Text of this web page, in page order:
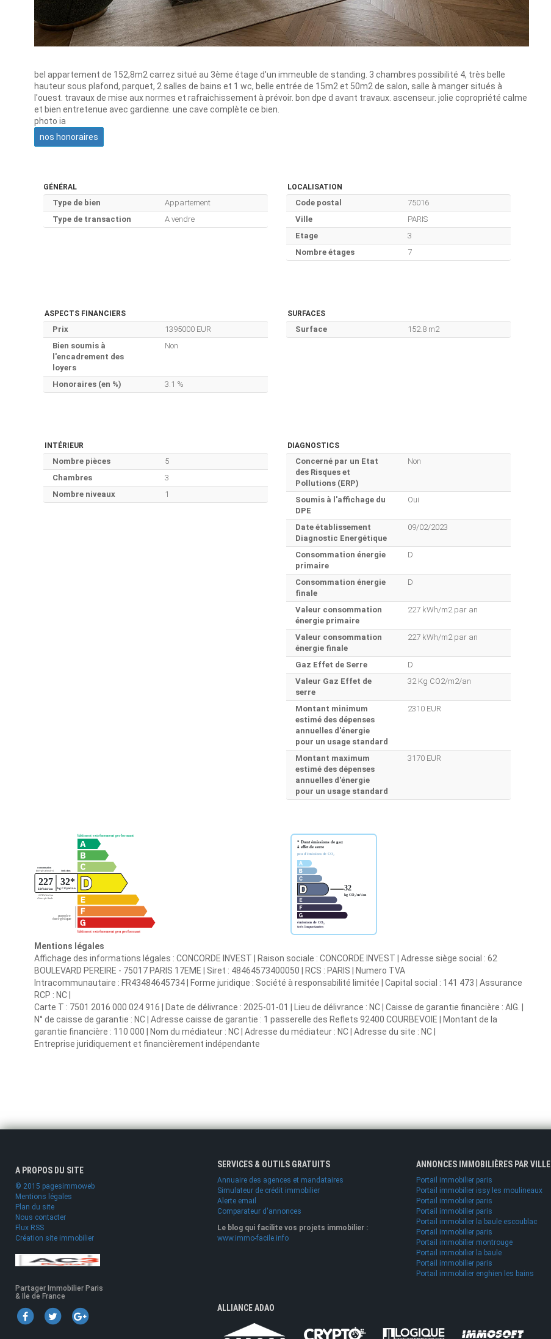
bel appartement de 152,8m2 carrez situé au 3ème étage d'un immeuble de standing. 3 chambres possibilité 4, très belle
hauteur sous plafond, parquet, 2 salles de bains et 1 wc, belle entrée de 15m2 et 50m2 de salon, salle à manger situés à
l'ouest. travaux de mise aux normes et rafraichissement à prévoir. bon dpe d avant travaux. ascenseur. jolie copropriété calme
et bien entretenue avec gardienne. une cave complète ce bien.
photo ia
nos honoraires
GÉNÉRAL
Type de bien
Appartement
Type de transaction
A vendre
LOCALISATION
Code postal
75016
Ville
PARIS
Etage
3
Nombre étages
7
ASPECTS FINANCIERS
Prix
1395000 EUR
Bien soumis à
l'encadrement des
loyers
Non
Honoraires (en %) 3.1 %
SURFACES
Surface 152.8 m2
INTÉRIEUR
Nombre pièces
5
Chambres
3
Nombre niveaux
1
DIAGNOSTICS
Concerné par un Etat
des Risques et
Pollutions (ERP)
Non
Soumis à l'affichage du
DPE
Oui
Date établissement
Diagnostic Energétique
09/02/2023
Consommation énergie
primaire
D
Consommation énergie
finale
D
Valeur consommation
énergie primaire
227 kWh/m2 par an
Valeur consommation
énergie finale
227 kWh/m2 par an
Gaz Effet de Serre
D
Valeur Gaz Effet de
serre
32 Kg CO2/m2/an
Montant minimum
estimé des dépenses
annuelles d'énergie
pour un usage standard
2310 EUR
Montant maximum
estimé des dépenses
annuelles d'énergie
pour un usage standard
3170 EUR
Mentions légales
Affichage des informations légales : CONCORDE INVEST | Raison sociale : CONCORDE INVEST | Adresse siège social : 62
BOULEVARD PEREIRE - 75017 PARIS 17EME | Siret : 48464573400050 | RCS : PARIS | Numero TVA
Intracommunautaire : FR43484645734 | Forme juridique : Société à responsabilité limitée | Capital social : 141 473 | Assurance
RCP : NC |
Carte T : 7501 2016 000 024 916 | Date de délivrance : 2025-01-01 | Lieu de délivrance : NC | Caisse de garantie financière : AIG. |
N° de caisse de garantie : NC | Adresse caisse de garantie : 1 passerelle des Reflets 92400 COURBEVOIE | Montant de la
garantie financière : 110 000 | Nom du médiateur : NC | Adresse du médiateur : NC | Adresse du site : NC |
Entreprise juridiquement et financièrement indépendante
A PROPOS DU SITE
© 2015 pagesimmoweb
Mentions légales
Plan du site
Nous contacter
Flux RSS
Création site immobilier
Partager Immobilier Paris
& Ile de France
SERVICES & OUTILS GRATUITS
Annuaire des agences et mandataires
Simulateur de crédit immobilier
Alerte email
Comparateur d'annonces
Le blog qui facilite vos projets immobilier :
www.immo-facile.info
ANNONCES IMMOBILIÈRES PAR VILLE
Portail immobilier paris
Portail immobilier issy les moulineaux
Portail immobilier paris
Portail immobilier paris
Portail immobilier la baule escoublac
Portail immobilier paris
Portail immobilier montrouge
Portail immobilier la baule
Portail immobilier paris
Portail immobilier enghien les bains
ALLIANCE ADAO